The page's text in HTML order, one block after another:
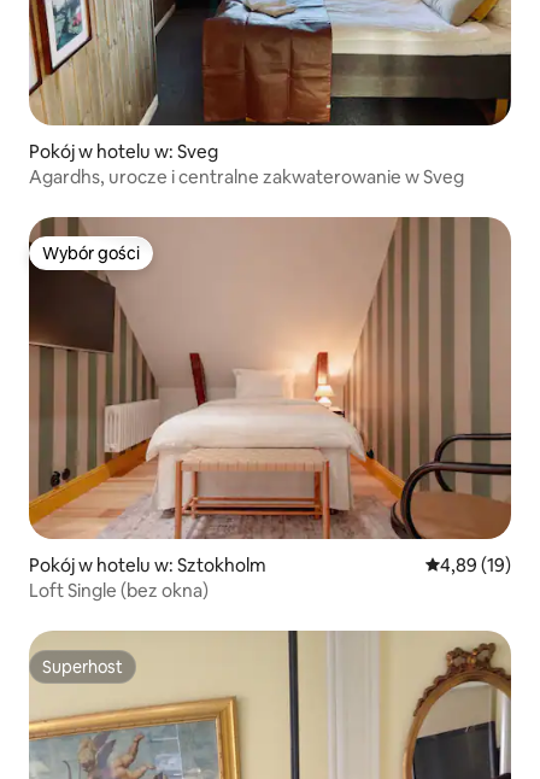
Pokój w hotelu w: Sveg
Agardhs, urocze i centralne zakwaterowanie w Sveg
Wybór gości
Wybór gości
Pokój w hotelu w: Sztokholm Średnia
4,89 (19)
Loft Single (bez okna)
Superhost
Superhost